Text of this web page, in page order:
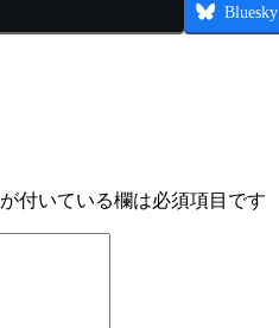
Bluesky
が付いている欄は必須項目です